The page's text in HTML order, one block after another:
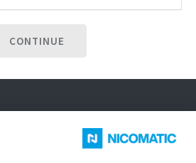
CONTINUE